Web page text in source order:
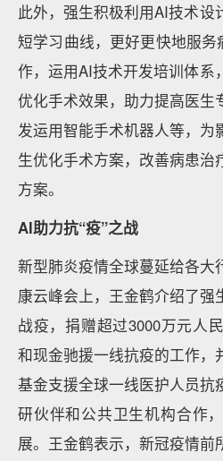
此外，强生积极利用AI技术设
短学习曲线，更好更快地服
作，运用AI技术开发培训体系
优化手术效果，助力提高医生
发运用智能手术机器人等，为
生优化手术方案，改善病患治
方案。
AI助力抗“疫”之战
新型肺炎疫情全球蔓延给各大
康云峰会上，王金鹤介绍了强
战疫，捐赠超过3000万元人
和现金驰援一线抗疫的工作，
基金支援全球一线医护人员抗
研伙伴和公共卫生机构合作
展。王金鹤表示，新冠疫情前